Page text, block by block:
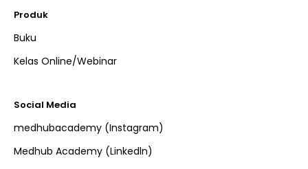
Produk
Buku
Kelas Online/Webinar
Social Media
medhubacademy (Instagram)
Medhub Academy (Linkedln)